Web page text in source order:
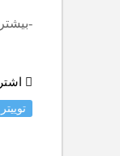
-
توییتر